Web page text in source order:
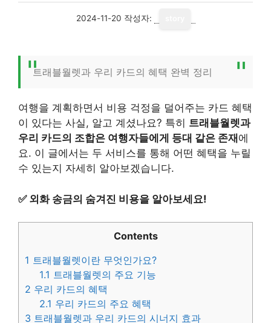
2024-11-20 작성자:
트래블월렛과 우리 카드의 혜택 완벽 정리
여행을 계획하면서 비용 걱정을 덜어주는 카드 혜택
이 있다는 사실, 알고 계셨나요? 특히 트래블월렛과
우리 카드의 조합은 여행자들에게 등대 같은 존재 에
요. 이 글에서는 두 서비스를 통해 어떤 혜택을 누릴
수 있는지 자세히 알아보겠습니다.
✅ 외화 송금의 숨겨진 비용을 알아보세요!
Contents
1 트래블월렛이란 무엇인가요?
1.1 트래블월렛의 주요 기능
2 우리 카드의 혜택
2.1 우리 카드의 주요 혜택
3 트래블월렛과 우리 카드의 시너지 효과